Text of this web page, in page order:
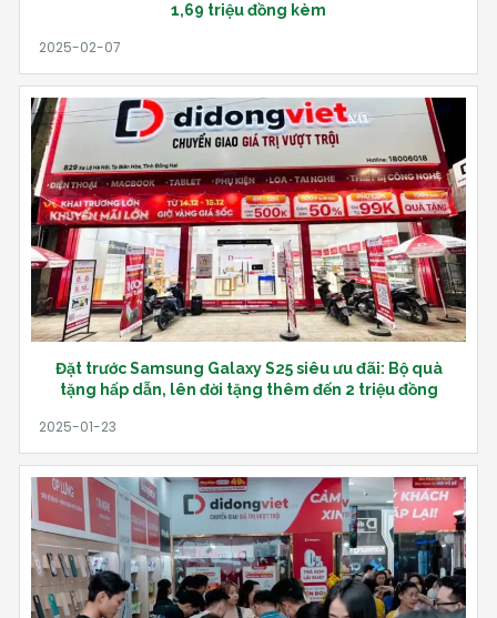
1,69 triệu đồng kèm
Đặt trước Samsung Galaxy S25 siêu ưu đãi: Bộ quà
tặng hấp dẫn, lên đời tặng thêm đến 2 triệu đồng